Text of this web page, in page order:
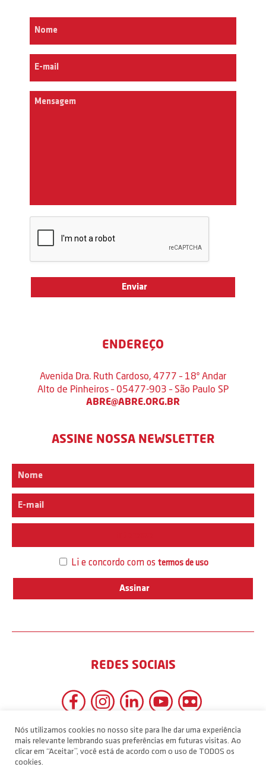
ENDEREÇO
Avenida Dra. Ruth Cardoso, 4777 – 18º Andar
Alto de Pinheiros – 05477-903 – São Paulo SP
ABRE@ABRE.ORG.BR
ASSINE NOSSA NEWSLETTER
Li e concordo com os termos de uso
REDES SOCIAIS
Nós utilizamos cookies no nosso site para lhe dar uma experiência
mais relevante lembrando suas preferências em futuras visitas. Ao
clicar em “Aceitar”, você está de acordo com o uso de TODOS os
cookies.